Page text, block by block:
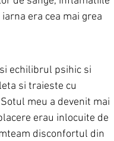
era cea mai grea
echilibrul psihic si
si traieste cu
meu a devenit mai
erau inlocuite de
disconfortul din